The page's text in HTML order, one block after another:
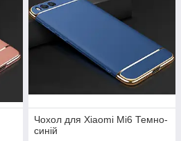
Чохол для Xiaomi Mi6 Темно-
синій